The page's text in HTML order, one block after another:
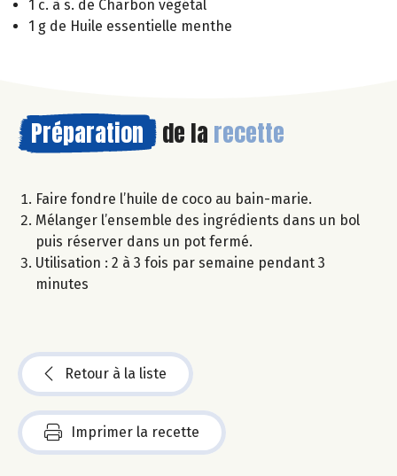
1 c. à s. de Charbon végétal
1 g de Huile essentielle menthe
Préparation de la recette
Faire fondre l’huile de coco au bain-marie.
Mélanger l’ensemble des ingrédients dans un bol
puis réserver dans un pot fermé.
Utilisation : 2 à 3 fois par semaine pendant 3
minutes
Retour à la liste
Imprimer la recette